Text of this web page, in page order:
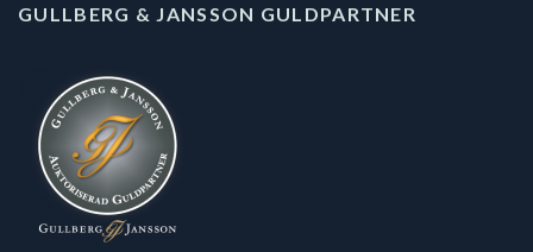
GULLBERG & JANSSON GULDPARTNER